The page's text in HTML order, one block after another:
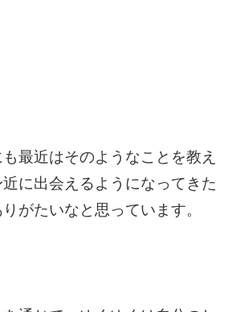
最近はそのようなことを教え
に出会えるようになってきた
がたいなと思っています。